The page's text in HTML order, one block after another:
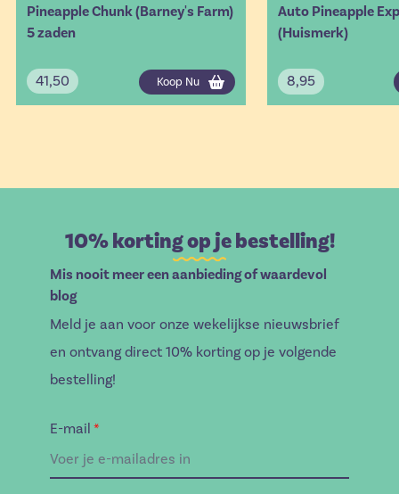
Pineapple Chunk (Barney's Farm)
5 zaden
41,50 Koop Nu
Auto Pineapple
(Huismerk)
8,95
10% korting op je bestelling!
Mis nooit meer een aanbieding of waardevol
blog
Meld je aan voor onze wekelijkse nieuwsbrief
en ontvang direct 10% korting op je volgende
bestelling!
E-mail *